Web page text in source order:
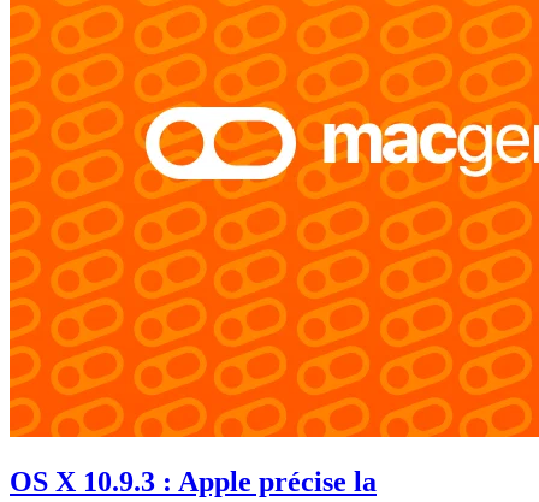
OS X 10.9.3 : Apple précise la